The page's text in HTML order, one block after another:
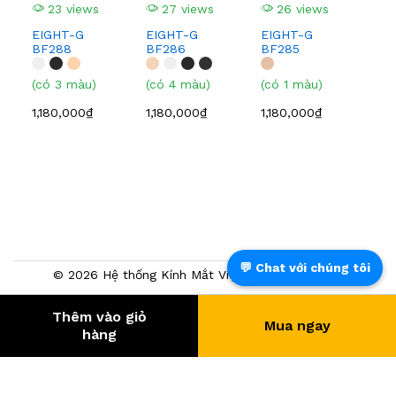
23 views
EIGHT-G
BF288
(có 3 màu)
1,180,000₫
27 views
EIGHT-G
BF286
(có 4 màu)
1,180,000₫
26 views
EIGHT-G
BF285
(có 1 màu)
1,180,000₫
💬 Chat với chúng tôi
© 2026 Hệ thống Kính Mắt Việt Tín. Powered by
389.832 - KHÁCH HÀNG
Thêm vào giỏ
hàng
Mua ngay